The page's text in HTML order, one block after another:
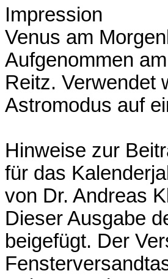
Impression
Venus am
Aufgenommen
Reitz. Verwendet
Astromodus auf
Hinweise zur
für das
von Dr. Andreas
Dieser Ausgabe
beigefügt. Der